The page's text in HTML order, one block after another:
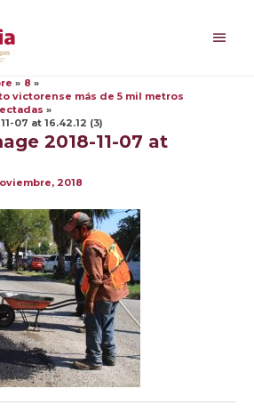
8
victorense más de 5 mil metros
07 at 16.42.12 (3)
2018-11-07 at
2018